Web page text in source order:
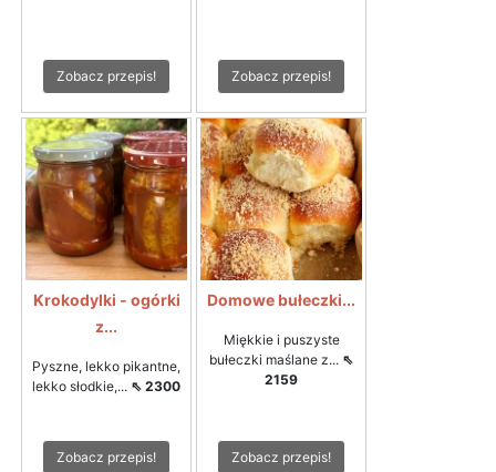
Zobacz przepis! Zobacz przepis!
Krokodylki - ogórki
z...
Pyszne, lekko pikantne,
lekko słodkie,... ⇖ 2300
Zobacz przepis!
Domowe bułeczki...
Miękkie i puszyste
bułeczki maślane z... ⇖
2159
Zobacz przepis!